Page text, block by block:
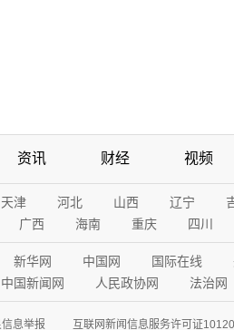
资讯 财经 视频
天津 河北 山西 辽宁
广西 海南 重庆 四川
新华网 中国网 国际在线
中国新闻网 人民政协网 法治网
息举报 互联网新闻信息服务许可证